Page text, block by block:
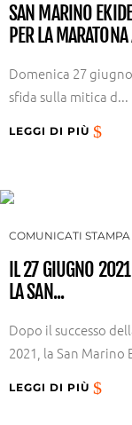
SAN MARINO
PER LA
Domenica 27
sfida sulla mitica d...
LEGGI DI PIÙ
COMUNICATI STAMPA
IL 27 GIUGNO
LA SAN...
Dopo il successo
2021, la San Marino
LEGGI DI PIÙ